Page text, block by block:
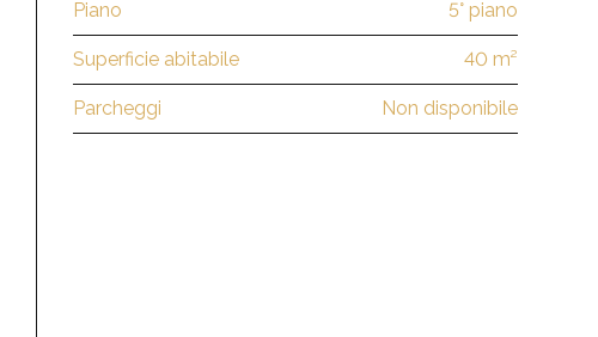
Piano 5° piano
Superficie abitabile 40 m²
Parcheggi Non disponibile